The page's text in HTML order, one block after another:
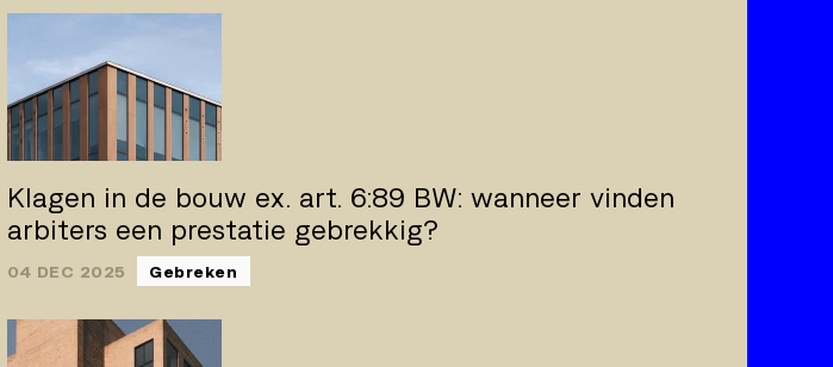
Klagen in de bouw ex. art. 6:89 BW: wanneer vinden
arbiters een prestatie gebrekkig?
04 DEC 2025 Gebreken